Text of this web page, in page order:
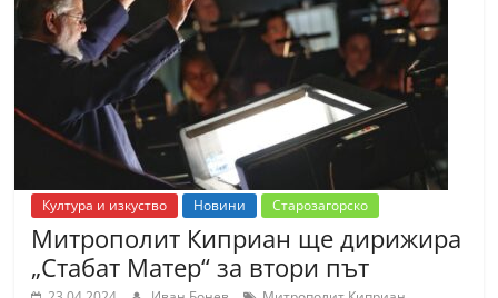
Култура и изкуство Новини Старозагорско
Митрополит Киприан ще дирижира
„Стабат Матер“ за втори път